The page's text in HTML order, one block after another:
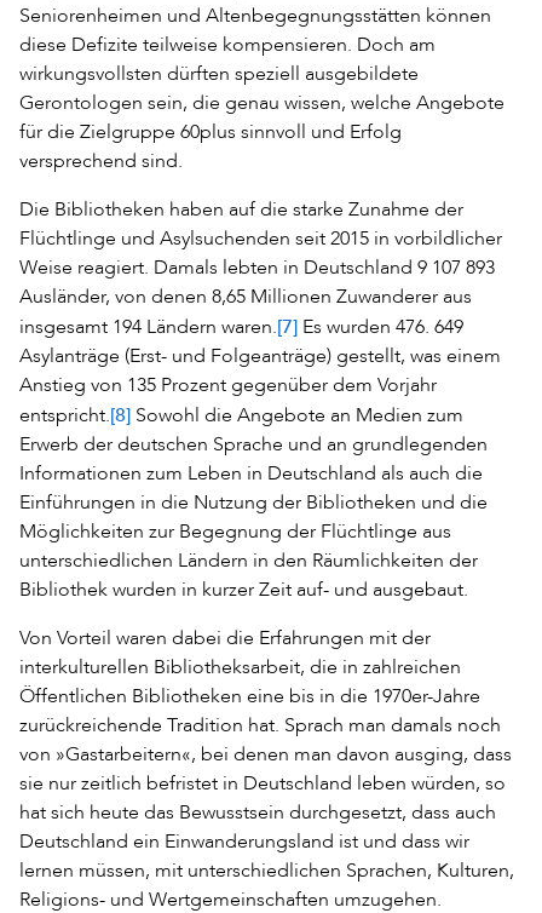
Seniorenheimen und Altenbegegnungsstätten können
diese Defizite teilweise kompensieren. Doch am
wirkungsvollsten dürften speziell ausgebildete
Gerontologen sein, die genau wissen, welche Angebote
für die Zielgruppe 60plus sinnvoll und Erfolg
versprechend sind.
Die Bibliotheken haben auf die starke Zunahme der
Flüchtlinge und Asylsuchenden seit 2015 in vorbildlicher
Weise reagiert. Damals lebten in Deutschland 9 107 893
Ausländer, von denen 8,65 Millionen Zuwanderer aus
insgesamt 194 Ländern waren.[7] Es wurden 476. 649
Asylanträge (Erst- und Folgeanträge) gestellt, was einem
Anstieg von 135 Prozent gegenüber dem Vorjahr
entspricht.[8] Sowohl die Angebote an Medien zum
Erwerb der deutschen Sprache und an grundlegenden
Informationen zum Leben in Deutschland als auch die
Einführungen in die Nutzung der Bibliotheken und die
Möglichkeiten zur Begegnung der Flüchtlinge aus
unterschiedlichen Ländern in den Räumlichkeiten der
Bibliothek wurden in kurzer Zeit auf- und ausgebaut.
Von Vorteil waren dabei die Erfahrungen mit der
interkulturellen Bibliotheksarbeit, die in zahlreichen
Öffentlichen Bibliotheken eine bis in die 1970er-Jahre
zurückreichende Tradition hat. Sprach man damals noch
von »Gastarbeitern«, bei denen man davon ausging, dass
sie nur zeitlich befristet in Deutschland leben würden, so
hat sich heute das Bewusstsein durchgesetzt, dass auch
Deutschland ein Einwanderungsland ist und dass wir
lernen müssen, mit unterschiedlichen Sprachen, Kulturen,
Religions- und Wertgemeinschaften umzugehen.